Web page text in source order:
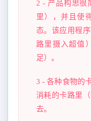
2 - 产品构思很
里），并且使
态。该应用程
路里摄入超值
足）。
3 - 各种食物的
消耗的卡路里
去。